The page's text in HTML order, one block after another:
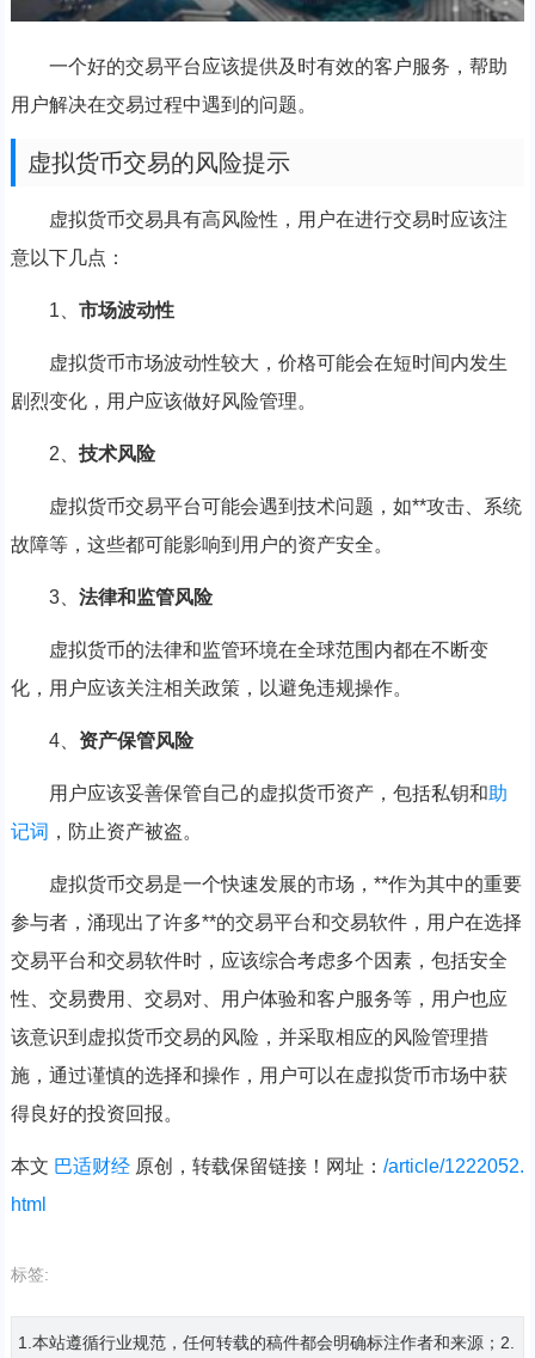
一个好的交易平台应该提供及时有效的客户服务，帮助
用户解决在交易过程中遇到的问题。
虚拟货币交易的风险提示
虚拟货币交易具有高风险性，用户在进行交易时应该注
意以下几点：
1、 市场波动性
虚拟货币市场波动性较大，价格可能会在短时间内发生
剧烈变化，用户应该做好风险管理。
2、 技术风险
虚拟货币交易平台可能会遇到技术问题，如**攻击、系统
故障等，这些都可能影响到用户的资产安全。
3、 法律和监管风险
虚拟货币的法律和监管环境在全球范围内都在不断变
化，用户应该关注相关政策，以避免违规操作。
4、 资产保管风险
用户应该妥善保管自己的虚拟货币资产，包括私钥和助
记词 ，防止资产被盗。
虚拟货币交易是一个快速发展的市场，**作为其中的重要
参与者，涌现出了许多**的交易平台和交易软件，用户在选择
交易平台和交易软件时，应该综合考虑多个因素，包括安全
性、交易费用、交易对、用户体验和客户服务等，用户也应
该意识到虚拟货币交易的风险，并采取相应的风险管理措
施，通过谨慎的选择和操作，用户可以在虚拟货币市场中获
得良好的投资回报。
本文 巴适财经原创，转载保留链接！网址： /article/1222052.
html
标签:
1.本站遵循行业规范，任何转载的稿件都会明确标注作者和来源；2.